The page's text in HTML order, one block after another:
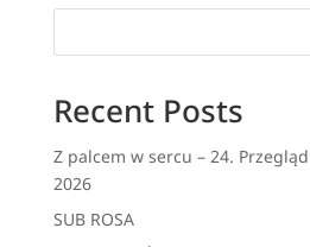
Recent Posts
Z palcem w sercu – 24. Przegląd
2026
SUB ROSA